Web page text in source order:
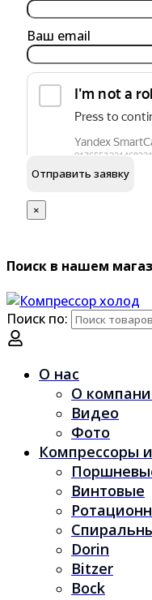
Ваш email
Я согласен на
×
Поиск в нашем
Поиск по:
О нас
О
Видео
Фото
Компрессоры
Винтовые
Dorin
Bitzer
Bock